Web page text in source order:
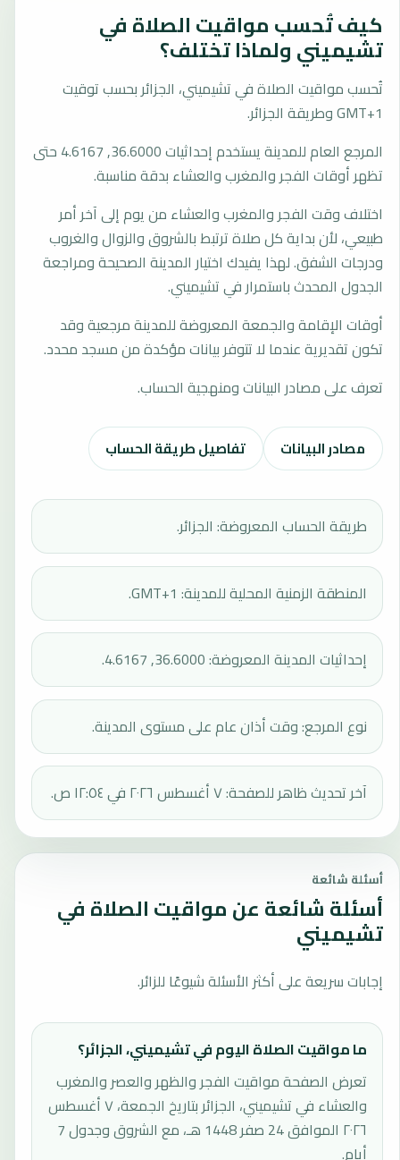
كيف تُحسب مواقيت الصلاة في
تشيميني ولماذا تختلف؟
تُحسب مواقيت الصلاة في تشيميني، الجزائر بحسب توقيت
GMT+1 وطريقة الجزائر.
المرجع العام للمدينة يستخدم إحداثيات 36.6000, 4.6167 حتى
تظهر أوقات الفجر والمغرب والعشاء بدقة مناسبة.
اختلاف وقت الفجر والمغرب والعشاء من يوم إلى آخر أمر
طبيعي، لأن بداية كل صلاة ترتبط بالشروق والزوال والغروب
ودرجات الشفق. لهذا يفيدك اختيار المدينة الصحيحة ومراجعة
الجدول المحدث باستمرار في تشيميني.
أوقات الإقامة والجمعة المعروضة للمدينة مرجعية وقد
تكون تقديرية عندما لا تتوفر بيانات مؤكدة من مسجد محدد.
تعرف على مصادر البيانات ومنهجية الحساب.
مصادر البيانات تفاصيل طريقة الحساب
طريقة الحساب المعروضة: الجزائر.
المنطقة الزمنية المحلية للمدينة: GMT+1.
إحداثيات المدينة المعروضة: 36.6000, 4.6167.
نوع المرجع: وقت أذان عام على مستوى المدينة.
آخر تحديث ظاهر للصفحة: ٧ أغسطس ٢٠٢٦ في ١٢:٥٤ ص.
أسئلة شائعة
أسئلة شائعة عن مواقيت الصلاة في
تشيميني
إجابات سريعة على أكثر الأسئلة شيوعًا للزائر.
ما مواقيت الصلاة اليوم في تشيميني، الجزائر؟
تعرض الصفحة مواقيت الفجر والظهر والعصر والمغرب
والعشاء في تشيميني، الجزائر بتاريخ الجمعة، ٧ أغسطس
٢٠٢٦ الموافق 24 صفر 1448 هـ، مع الشروق وجدول 7
أيام.